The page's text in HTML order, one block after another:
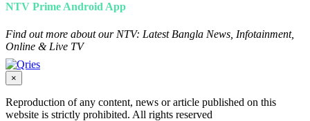
NTV Prime Android App
Find out more about our NTV: Latest Bangla News, Infotainment,
Online & Live TV
×
Reproduction of any content, news or article published on this
website is strictly prohibited. All rights reserved